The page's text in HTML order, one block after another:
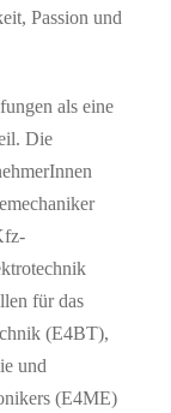
Passion und
als eine
Die
für das
(E4BT),
und
(E4ME)